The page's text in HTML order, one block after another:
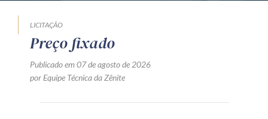
LICITAÇÃO
Preço fixado
Publicado em 07 de agosto de 2026
por Equipe Técnica da Zênite